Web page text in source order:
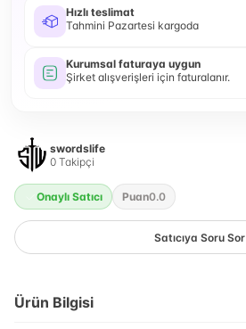
Hızlı teslimat
Tahmini Pazartesi kargoda
Kurumsal faturaya uygun
Şirket alışverişleri için faturalanır.
swordslife
0 Takipçi
Onaylı Satıcı Puan0.0
Satıcıya Soru Sor
Ürün Bilgisi